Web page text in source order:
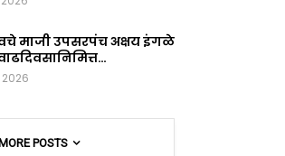
माजी उपसरपंच अक्षय इंगळे
POSTS